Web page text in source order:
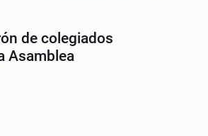
de colegiados
Asamblea